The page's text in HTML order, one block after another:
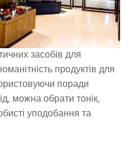
засобів для
продуктів для
поради
можна обрати тонік,
уподобання та